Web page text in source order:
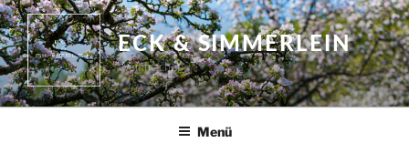
Zum
Inhalt
springen
ECK & SIMMERLEIN
Weinmacher
Menü